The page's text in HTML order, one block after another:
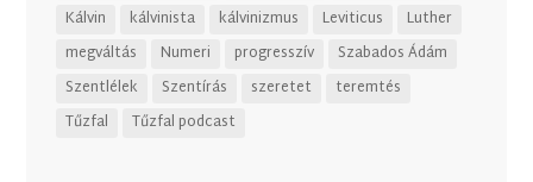
Kálvin
kálvinista kálvinizmus Leviticus
Luther
megváltás
Numeri progresszív
Szabados Ádám
Szentlélek
Szentírás szeretet
teremtés
Tűzfal
Tűzfal podcast